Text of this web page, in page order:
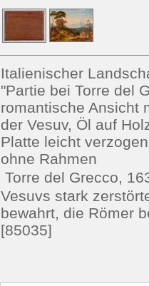
Italienischer
"Partie bei Torre del
romantische Ansicht
der Vesuv, Öl auf
Platte leicht
ohne Rahmen
 Torre del Grecco,
Vesuvs stark
bewahrt, die Römer
[85035]